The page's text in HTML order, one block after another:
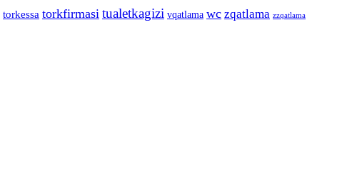
torkessa torkfirmasi tualetkagizi vqatlama wc zqatlama zzqatlama